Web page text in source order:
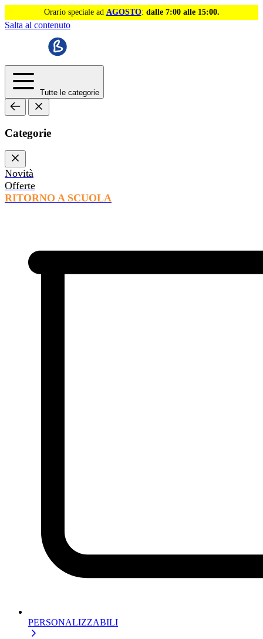
Orario speciale ad AGOSTO: dalle 7:00 alle 15:00.
Salta al contenuto
Tutte le categorie
Categorie
Novità
Offerte
RITORNO A SCUOLA
PERSONALIZZABILI